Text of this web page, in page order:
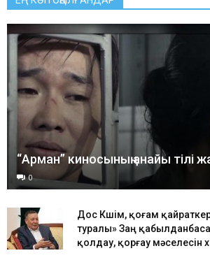
“Арман” киносының анайы
0
Дос Көшім, қоғам
туралы» Заң қабылданбаса,
қолдау, қорғау мәселесін